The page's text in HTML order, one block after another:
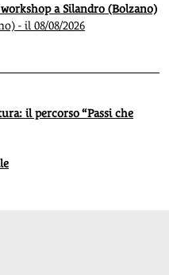
a Silandro (Bolzano)
- il 08/08/2026
il percorso “Passi che